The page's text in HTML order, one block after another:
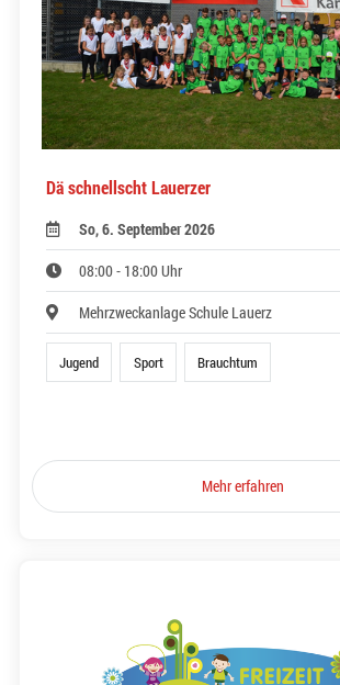
Dä schnellscht Lauerzer
So, 6. September 2026
08:00 - 18:00 Uhr
Mehrzweckanlage Schule Lauerz
Jugend Sport Brauchtum
Mehr erfahren